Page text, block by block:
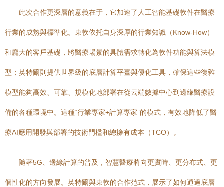
此次合作更深層的意義在于，它加速了人工智能基礎軟件在醫療
行業的成熟與標準化。東軟依托自身深厚的行業知識（Know-How）
和龐大的客戶基礎，將醫療場景的具體需求轉化為軟件功能與算法模
型；英特爾則提供世界級的底層計算平臺與優化工具，確保這些復雜
模型能夠高效、可靠、規模化地部署在從云端數據中心到邊緣醫療設
備的各種環境中。這種“行業專家+計算專家”的模式，有效地降低了醫
療AI應用開發與部署的技術門檻和總擁有成本（TCO）。
隨著5G、邊緣計算的普及，智慧醫療將向更實時、更分布式、更
個性化的方向發展。英特爾與東軟的合作范式，展示了如何通過底層